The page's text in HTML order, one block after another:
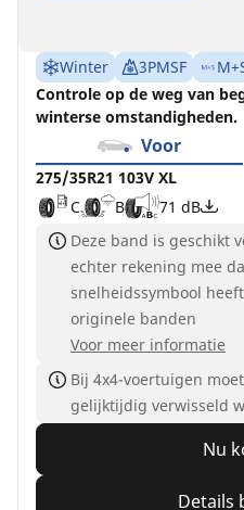
Winter 3PMSF
Controle op de weg van
winterse omstandigheden.
Voor
275/35R21 103V XL
C
B 71 dB
Deze band is geschikt
echter rekening mee
snelheidssymbool
originele banden
Voor meer informatie
Bij 4x4-voertuigen
gelijktijdig verwisseld
Nu
Details